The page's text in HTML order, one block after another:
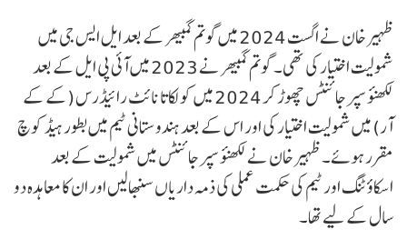
ظہیر خان نے اگست 2024 میں گوتم گمبھیر کے بعد ایل ایس جی میں
شمولیت اختیار کی تھی۔ گوتم گمبھیر نے 2023 میں آئی پی ایل کے بعد
لکھنؤ سپر جائنٹس چھوڑ کر 2024 میں کولکاتا نائٹ رائیڈرس (کے کے
آر) میں شمولیت اختیار کی اور اس کے بعد ہندوستانی ٹیم میں بطور ہیڈ کوچ
مقرر ہوئے۔ ظہیر خان نے لکھنؤ سپر جائنٹس میں شمولیت کے بعد
اسکاؤٹنگ اور ٹیم کی حکمت عملی کی ذمہ داریاں سنبھالیں اور ان کا معاہدہ دو
سال کے لیے تھا۔